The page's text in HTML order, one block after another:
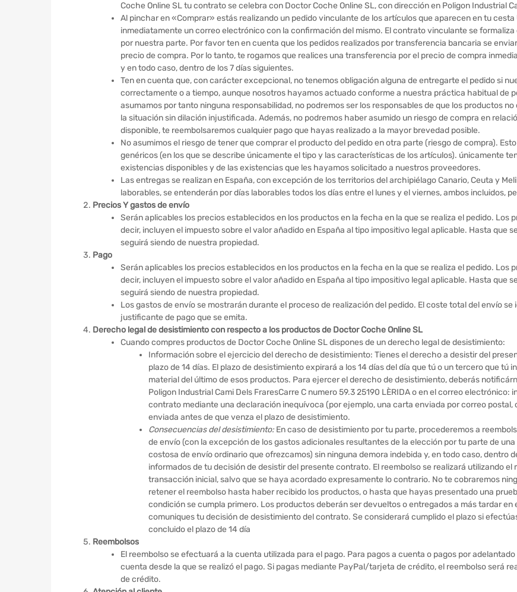
Coche Online SL tu contrato se celebra con Doctor Coche Online SL, con dirección en Poligon Industrial
Al pinchar en «Comprar» estás realizando un pedido vinculante de los artículos que aparecen en tu
inmediatamente un correo electrónico con la confirmación del mismo. El contrato vinculante se
por nuestra parte. Por favor ten en cuenta que los pedidos realizados por transferencia bancaria se
precio de compra. Por lo tanto, te rogamos que realices una transferencia por el precio de compra
y en todo caso, dentro de los 7 días siguientes.
Ten en cuenta que, con carácter excepcional, no tenemos obligación alguna de entregarte el pedido si
correctamente o a tiempo, aunque nosotros hayamos actuado conforme a nuestra práctica habitual de
asumamos por tanto ninguna responsabilidad, no podremos ser los responsables de que los productos
la situación sin dilación injustificada. Además, no podremos haber asumido un riesgo de compra en
disponible, te reembolsaremos cualquier pago que hayas realizado a la mayor brevedad posible.
No asumimos el riesgo de tener que comprar el producto del pedido en otra parte (riesgo de compra).
genéricos (en los que se describe únicamente el tipo y las características de los artículos). únicamente
existencias disponibles y de las existencias que les hayamos solicitado a nuestros proveedores.
Las entregas se realizan en España, con excepción de los territorios del archipiélago Canario, Ceuta y
laborables, se entenderán por días laborables todos los días entre el lunes y el viernes, ambos incluidos,
Precios Y gastos de envío
Serán aplicables los precios establecidos en los productos en la fecha en la que se realiza el pedido. Los
decir, incluyen el impuesto sobre el valor añadido en España al tipo impositivo legal aplicable. Hasta que
seguirá siendo de nuestra propiedad.
Pago
Serán aplicables los precios establecidos en los productos en la fecha en la que se realiza el pedido. Los
decir, incluyen el impuesto sobre el valor añadido en España al tipo impositivo legal aplicable. Hasta que
seguirá siendo de nuestra propiedad.
Los gastos de envío se mostrarán durante el proceso de realización del pedido. El coste total del envío
justificante de pago que se emita.
Derecho legal de desistimiento con respecto a los productos de Doctor Coche Online SL
Cuando compres productos de Doctor Coche Online SL dispones de un derecho legal de desistimiento:
Información sobre el ejercicio del derecho de desistimiento: Tienes el derecho a desistir del
plazo de 14 días. El plazo de desistimiento expirará a los 14 días del día que tú o un tercero que
material del último de esos productos. Para ejercer el derecho de desistimiento, deberás
Poligon Industrial Cami Dels FraresCarre C numero 59.3 25190 LÈRIDA o en el correo
contrato mediante una declaración inequívoca (por ejemplo, una carta enviada por correo
enviada antes de que venza el plazo de desistimiento.
Consecuencias del desistimiento: En caso de desistimiento por tu parte, procederemos a
de envío (con la excepción de los gastos adicionales resultantes de la elección por tu parte de
costosa de envío ordinario que ofrezcamos) sin ninguna demora indebida y, en todo caso, dentro
informados de tu decisión de desistir del presente contrato. El reembolso se realizará utilizando
transacción inicial, salvo que se haya acordado expresamente lo contrario. No te cobraremos
retener el reembolso hasta haber recibido los productos, o hasta que hayas presentado una
condición se cumpla primero. Los productos deberán ser devueltos o entregados a más tardar en
comuniques tu decisión de desistimiento del contrato. Se considerará cumplido el plazo si
concluido el plazo de 14 día
Reembolsos
El reembolso se efectuará a la cuenta utilizada para el pago. Para pagos a cuenta o pagos por
cuenta desde la que se realizó el pago. Si pagas mediante PayPal/tarjeta de crédito, el reembolso será
de crédito.